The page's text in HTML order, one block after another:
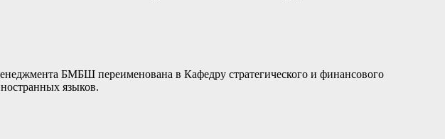
БМБШ переименована в Кафедру стратегического и финансового
языков.